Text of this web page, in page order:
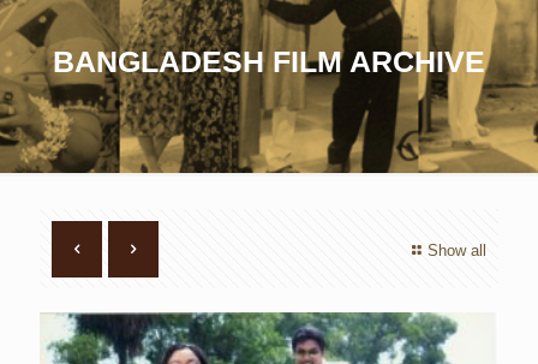
BANGLADESH FILM ARCHIVE
Show all